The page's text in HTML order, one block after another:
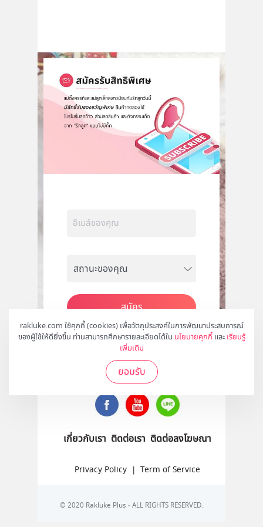
rakluke.com ใช้คุกกี้ (cookies) เพื่อวัตถุประสงค์ในการพัฒนาประสบการณ์
ของผู้ใช้ให้ดียิ่งขึ้น ท่านสามารถศึกษารายละเอียดได้ใน นโยบายคุกกี้ และ เรียนรู้
เพิ่มเติม
ยอมรับ
สมัคร
ติดตามเราได้ที่
เกี่ยวกับเรา ติดต่อเรา ติดต่อลงโฆษณา
Privacy Policy | Term of Service
© 2020 Rakluke Plus - ALL RIGHTS RESERVED.